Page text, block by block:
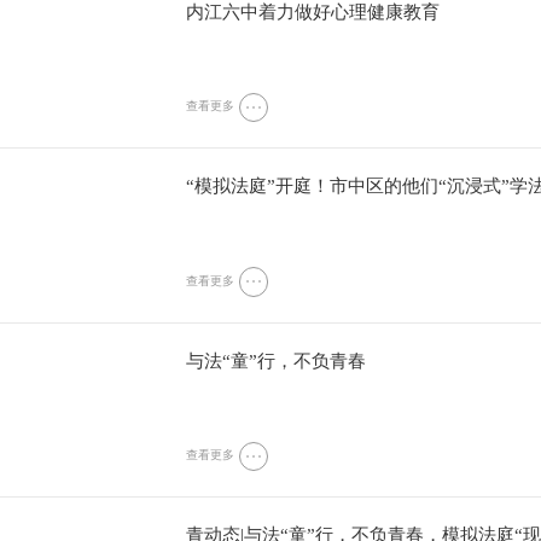
内江六中着力做好心理健康教育
查看更多
“模拟法庭”开庭！市中区的他们“沉浸式”学
查看更多
与法“童”行，不负青春
查看更多
青动态|与法“童”行，不负青春，模拟法庭“